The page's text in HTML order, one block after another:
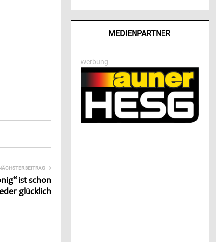
BEITRAG
ist schon
glücklich
MEDIENPARTNER
Werbung